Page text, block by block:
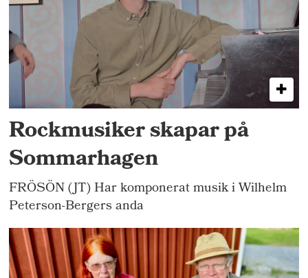
Rockmusiker skapar på
Sommarhagen
FRÖSÖN (JT) Har komponerat musik i Wilhelm
Peterson-Bergers anda